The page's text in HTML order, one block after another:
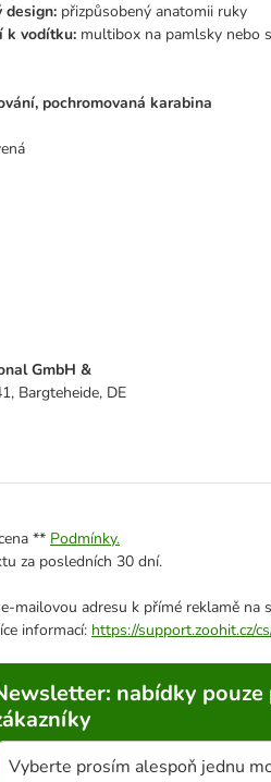
design: přizpůsobený anatomii ruky
k vodítku: multibox na pamlsky nebo
pochromovaná karabina
GmbH &
Bargteheide, DE
** Podmínky.
za posledních 30 dní.
mailovou adresu k přímé reklamě
informací: https://support.zoohit.cz/
nabídky
Vyberte prosím alespoň jednu